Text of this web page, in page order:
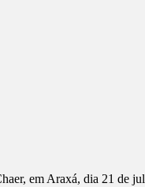
em Araxá, dia 21 de